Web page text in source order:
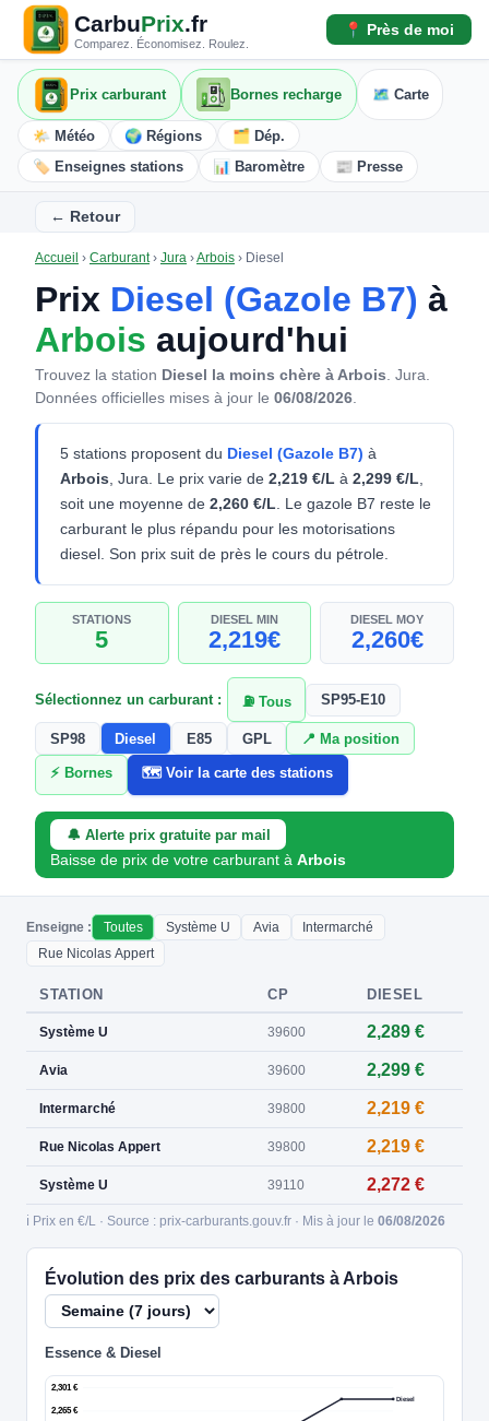
CarbuPrix.fr
Comparez. Économisez. Roulez.
📍 Près de moi
Prix carburant Bornes recharge 🗺️ Carte
🌤️ Météo 🌍 Régions
🗂️ Dép.
🏷️ Enseignes stations
📊 Baromètre 📰 Presse
← Retour
Accueil › Carburant› Jura ›Arbois › Diesel
Prix Diesel (Gazole B7) à
Arbois aujourd'hui
Trouvez la station Diesel la moins chère à Arbois. Jura.
Données officielles mises à jour le 06/08/2026.
5 stations proposent du Diesel (Gazole B7) à
Arbois, Jura. Le prix varie de 2,219 €/L à 2,299 €/L,
soit une moyenne de 2,260 €/L. Le gazole B7 reste le
carburant le plus répandu pour les motorisations
diesel. Son prix suit de près le cours du pétrole.
STATIONS
5
DIESEL MIN
2,219€
DIESEL MOY
2,260€
Sélectionnez un carburant : ⛽ Tous SP95-E10
SP98 Diesel E85 GPL 📍 Ma position
⚡ Bornes 🗺️ Voir la carte des stations
🔔 Alerte prix gratuite par mail
Baisse de prix de votre carburant àArbois
Enseigne : Toutes Système U Avia
Intermarché
Rue Nicolas Appert
STATION CP DIESEL
Système U 39600 2,289 €
Avia 39600 2,299 €
Intermarché 39800 2,219 €
Rue Nicolas Appert 39800 2,219 €
Système U 39110 2,272 €
ℹ️ Prix en €/L · Source : prix-carburants.gouv.fr · Mis à jour le 06/08/2026
Évolution des prix des carburants à Arbois
Essence & Diesel
2,265 €
2,301 €
Diesel